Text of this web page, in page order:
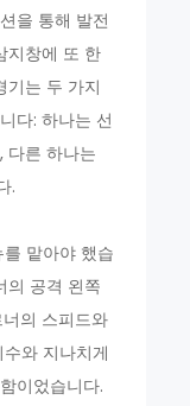
을 통해 발전
지창에 또 한
기는 두 가지
다: 하나는 선
다른 하나는
.
맡아야 했습
의 공격 왼쪽
의 스피드와
와 지나치게
이었습니다.